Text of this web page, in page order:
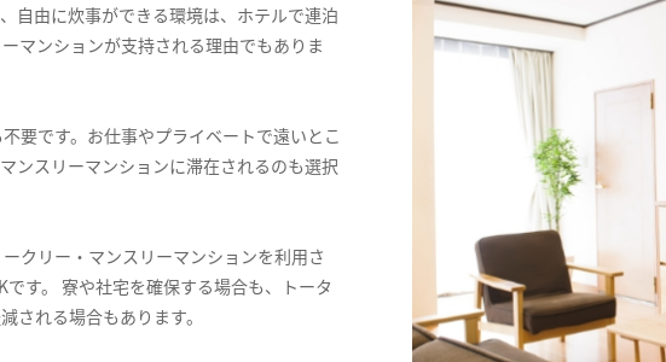
自由に炊事ができる環境は、ホテルで連泊
マンションが支持される理由でもありま
要です。お仕事やプライベートで遠いとこ
ンスリーマンションに滞在されるのも選択
クリー・マンスリーマンションを利用さ
す。 寮や社宅を確保する場合も、トータ
される場合もあります。